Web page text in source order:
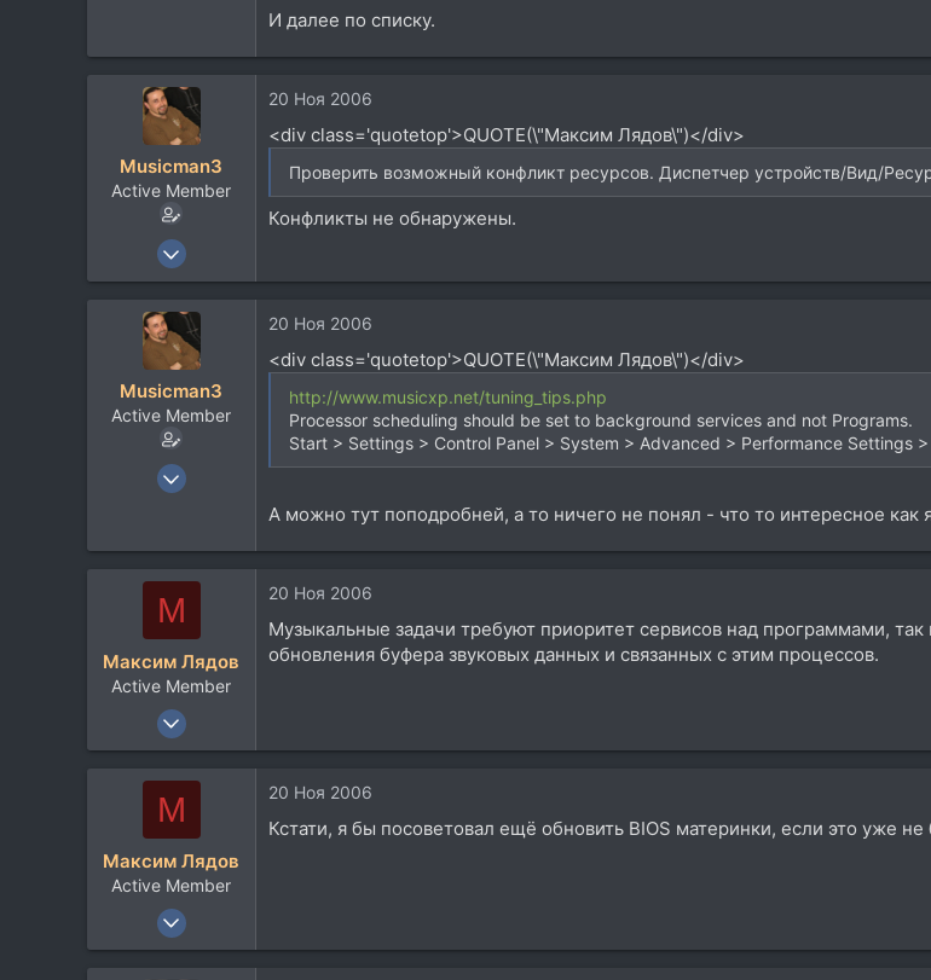
И далее по списку.
Musicman3
Active Member
9 Апр 2006
Санкт-Петербург
20 Ноя 2006
<div class='quotetop'>QUOTE(\"Максим Лядов\")</div>
Проверить возможный конфликт ресурсов. Диспетчер устройств/Вид/
Конфликты не обнаружены.
Musicman3
Active Member
9 Апр 2006
20 Ноя 2006
<div class='quotetop'>QUOTE(\"Максим Лядов\")</div>
http://www.musicxp.net/tuning_tips.php
Processor scheduling should be set to background services and not Programs.
Start > Settings > Control Panel > System > Advanced > Performance Settings
А можно тут поподробней, а то ничего не понял - что то интересное как
М
Максим Лядов
Active Member
27 Окт 2006
346
20 Ноя 2006
Музыкальные задачи требуют приоритет сервисов над программами,
обновления буфера звуковых данных и связанных с этим процессов.
М
Максим Лядов
Active Member
27 Окт 2006
346
20 Ноя 2006
Кстати, я бы посоветовал ещё обновить BIOS материнки, если это уже